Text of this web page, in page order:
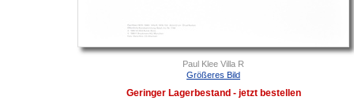
Paul Klee Villa R
Größeres Bild
Geringer Lagerbestand - jetzt bestellen